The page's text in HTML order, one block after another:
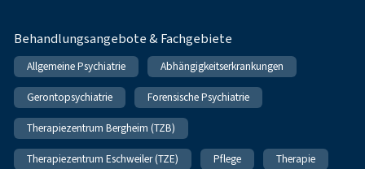
Behandlungsangebote & Fachgebiete
Allgemeine Psychiatrie Abhängigkeitserkrankungen
Gerontopsychiatrie Forensische Psychiatrie
Therapiezentrum Bergheim (TZB)
Therapiezentrum Eschweiler (TZE) Pflege Therapie